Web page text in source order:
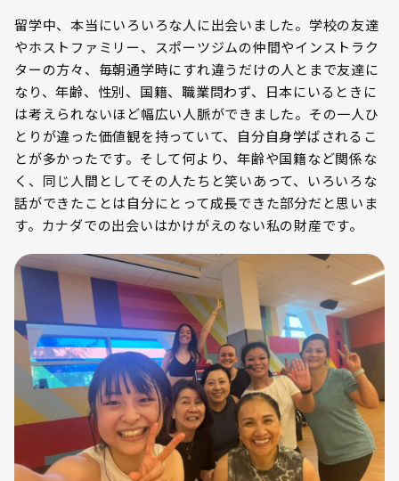
留学中、本当にいろいろな人に出会いました。学校の友達
やホストファミリー、スポーツジムの仲間やインストラク
ターの方々、毎朝通学時にすれ違うだけの人とまで友達に
なり、年齢、性別、国籍、職業問わず、日本にいるときに
は考えられないほど幅広い人脈ができました。その一人ひ
とりが違った価値観を持っていて、自分自身学ばされるこ
とが多かったです。そして何より、年齢や国籍など関係な
く、同じ人間としてその人たちと笑いあって、いろいろな
話ができたことは自分にとって成長できた部分だと思いま
す。カナダでの出会いはかけがえのない私の財産です。